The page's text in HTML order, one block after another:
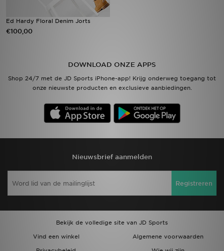
Ed Hardy Floral Denim Jorts
€100,00
DOWNLOAD ONZE APPS
Shop 24/7 met de JD Sports iPhone-app! Krijg onderweg toegang tot
onze nieuwste producten en exclusieve aanbiedingen.
Nieuwsbrief aanmelden
Registreren
Bekijk de volledige site van JD Sports
Vind een winkel
Algemene voorwaarden
Klantenservice